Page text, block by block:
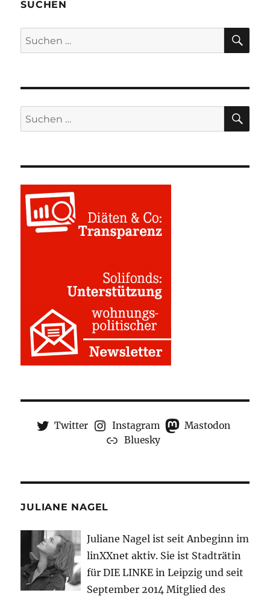
SUCHEN
Suchen
nach:
Suchen
nach:
Twitter Instagram
Mastodon
Bluesky
JULIANE NAGEL
Juliane Nagel ist seit Anbeginn im
linXXnet aktiv. Sie ist Stadträtin
für DIE LINKE in Leipzig und seit
September 2014 Mitglied des